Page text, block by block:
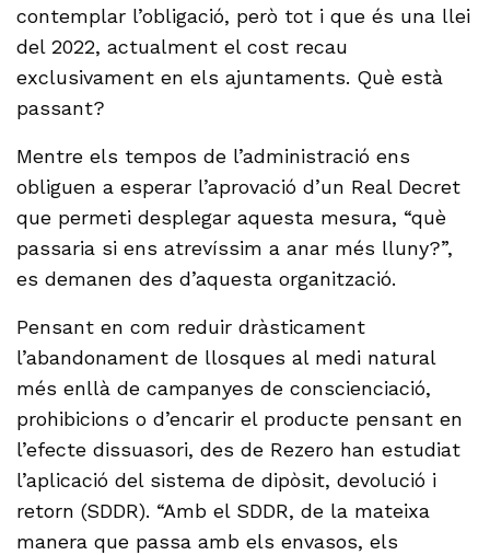
contemplar l’obligació, però tot i que és una llei
del 2022, actualment el cost recau
exclusivament en els ajuntaments. Què està
passant?
Mentre els tempos de l’administració ens
obliguen a esperar l’aprovació d’un Real Decret
que permeti desplegar aquesta mesura, “què
passaria si ens atrevíssim a anar més lluny?”,
es demanen des d’aquesta organització.
Pensant en com reduir dràsticament
l’abandonament de llosques al medi natural
més enllà de campanyes de conscienciació,
prohibicions o d’encarir el producte pensant en
l’efecte dissuasori, des de Rezero han estudiat
l’aplicació del sistema de dipòsit, devolució i
retorn (SDDR). “Amb el SDDR, de la mateixa
manera que passa amb els envasos, els